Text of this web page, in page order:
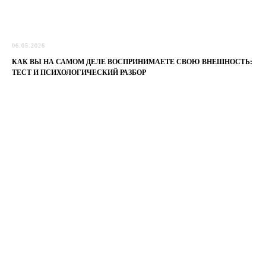
06.05.2026
КАК ВЫ НА САМОМ ДЕЛЕ ВОСПРИНИМАЕТЕ СВОЮ ВНЕШНОСТЬ:
ТЕСТ И ПСИХОЛОГИЧЕСКИЙ РАЗБОР